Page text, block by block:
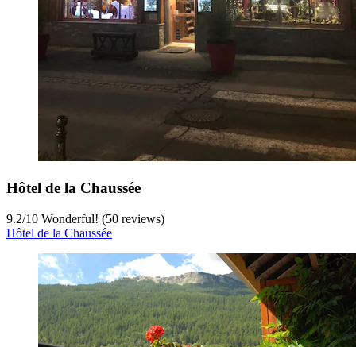
Hôtel de la Chaussée
9.2/10 Wonderful! (50 reviews)
Hôtel de la Chaussée